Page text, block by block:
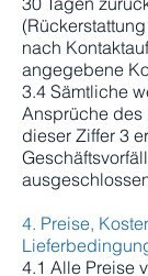
nach
angegebene
3.4 Sämtliche
Ansprüche des
dieser Ziffer 3
4. Preise,
4.1 Alle Preise